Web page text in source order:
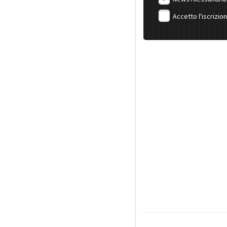
Accetto